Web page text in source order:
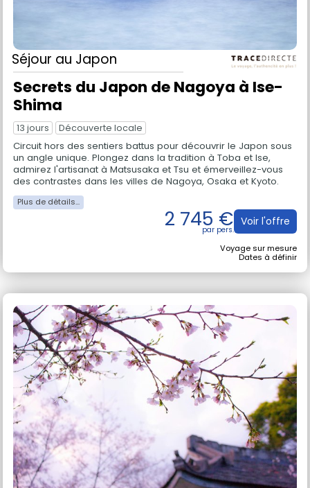
Séjour au Japon
Secrets du Japon de Nagoya à Ise-
Shima
13 jours Découverte locale
Circuit hors des sentiers battus pour découvrir le Japon sous
un angle unique. Plongez dans la tradition à Toba et Ise,
admirez l'artisanat à Matsusaka et Tsu et émerveillez-vous
des contrastes dans les villes de Nagoya, Osaka et Kyoto.
2 745 € Voir l'offre
Voyage sur mesure
Dates à définir